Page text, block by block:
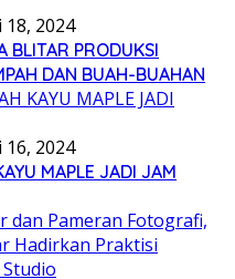
18, 2024
BLITAR PRODUKSI
DAN BUAH-BUAHAN
16, 2024
MAPLE JADI JAM